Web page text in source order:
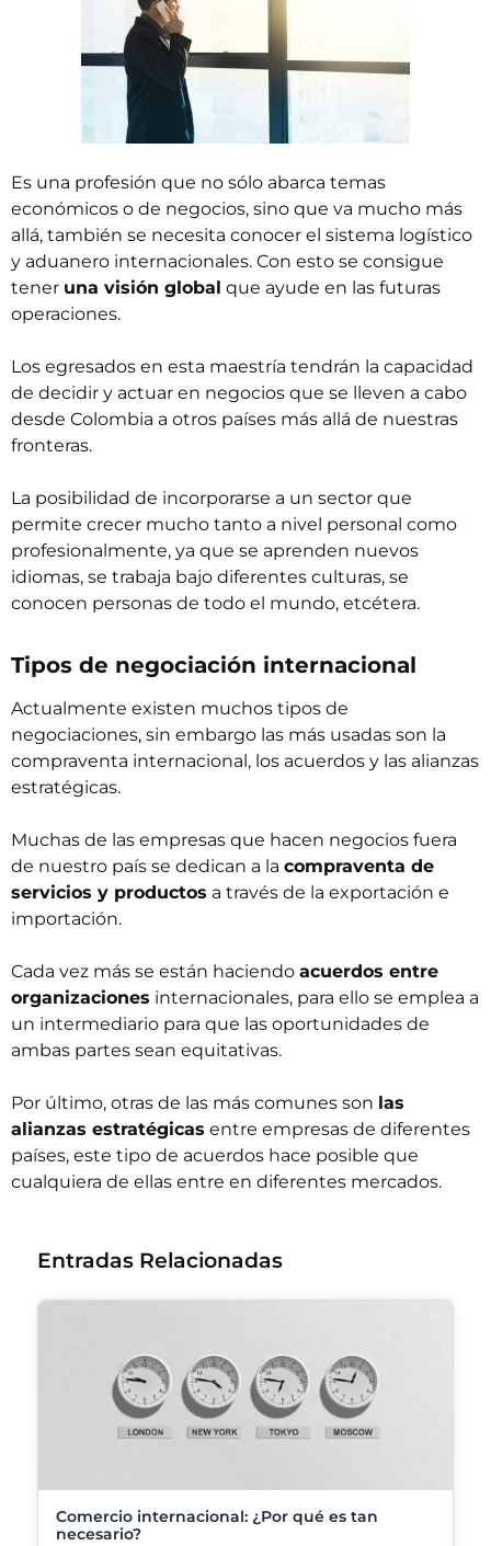
Es una profesión que no sólo abarca temas
económicos o de negocios, sino que va mucho más
allá, también se necesita conocer el sistema logístico
y aduanero internacionales. Con esto se consigue
tener una visión global que ayude en las futuras
operaciones.
Los egresados en esta maestría tendrán la capacidad
de decidir y actuar en negocios que se lleven a cabo
desde Colombia a otros países más allá de nuestras
fronteras.
La posibilidad de incorporarse a un sector que
permite crecer mucho tanto a nivel personal como
profesionalmente, ya que se aprenden nuevos
idiomas, se trabaja bajo diferentes culturas, se
conocen personas de todo el mundo, etcétera.
Tipos de negociación internacional
Actualmente existen muchos tipos de
negociaciones, sin embargo las más usadas son la
compraventa internacional, los acuerdos y las alianzas
estratégicas.
Muchas de las empresas que hacen negocios fuera
de nuestro país se dedican a la compraventa de
servicios y productos a través de la exportación e
importación.
Cada vez más se están haciendo acuerdos entre
organizaciones internacionales, para ello se emplea a
un intermediario para que las oportunidades de
ambas partes sean equitativas.
Por último, otras de las más comunes son las
alianzas estratégicas entre empresas de diferentes
países, este tipo de acuerdos hace posible que
cualquiera de ellas entre en diferentes mercados.
Entradas Relacionadas
Comercio internacional: ¿Por qué es tan
necesario?